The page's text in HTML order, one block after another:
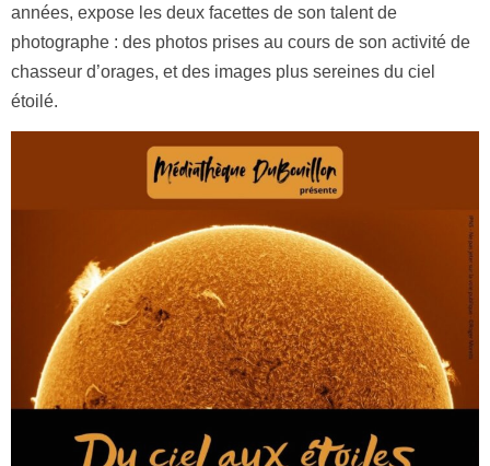
années, expose les deux facettes de son talent de
photographe : des photos prises au cours de son activité de
chasseur d’orages, et des images plus sereines du ciel
étoilé.